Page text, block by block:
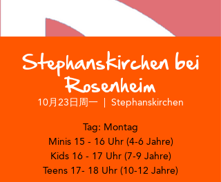
Stephanskirchen bei
Rosenheim
10月23日周一 Stephanskirchen
Tag: Montag
Minis 15 - 16 Uhr (4-6 Jahre)
Kids 16 - 17 Uhr (7-9 Jahre)
Teens 17- 18 Uhr (10-12 Jahre)